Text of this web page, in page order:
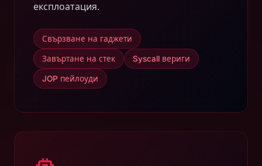
експлоатация.
Свързване на гаджети
Завъртане на стек Syscall вериги
JOP пейлоуди